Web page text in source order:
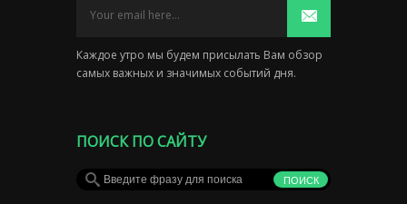
Каждое утро мы будем присылать Вам обзор
самых важных и значимых событий дня.
ПОИСК ПО САЙТУ